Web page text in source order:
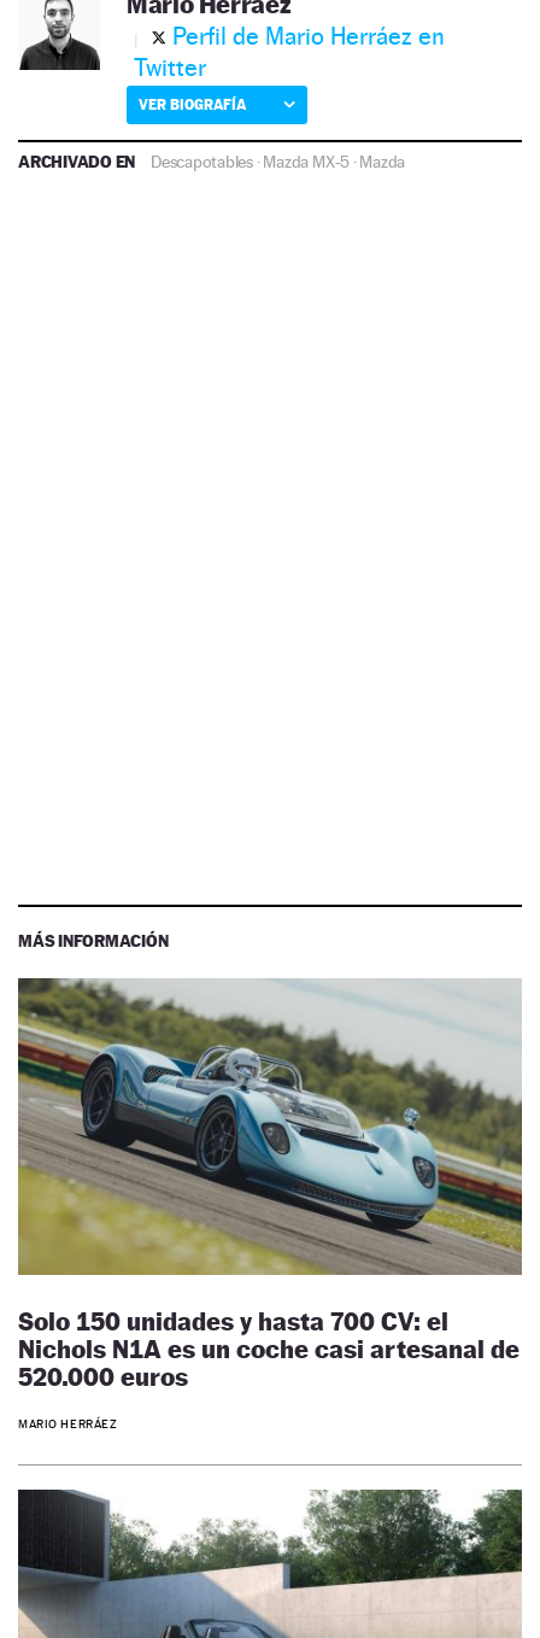
Perfil de Mario Herráez en
Twitter
VER BIOGRAFÍA
ARCHIVADO EN Descapotables ·Mazda MX-5 ·Mazda
MÁS INFORMACIÓN
Solo 150 unidades y hasta 700 CV: el
Nichols N1A es un coche casi artesanal de
520.000 euros
MARIO HERRÁEZ